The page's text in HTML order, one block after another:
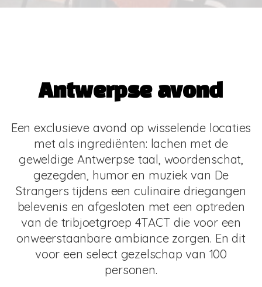
Antwerpse avond
Een exclusieve avond op wisselende locaties
met als ingrediënten: lachen met de
geweldige Antwerpse taal, woordenschat,
gezegden, humor en muziek van De
Strangers tijdens een culinaire driegangen
belevenis en afgesloten met een optreden
van de tribjoetgroep 4TACT die voor een
onweerstaanbare ambiance zorgen. En dit
voor een select gezelschap van 100
personen.